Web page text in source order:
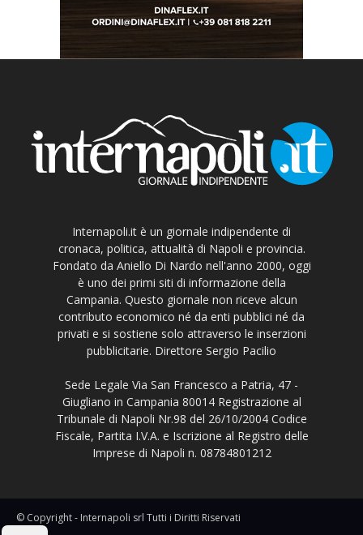
Internapoli.it è un giornale indipendente di
cronaca, politica, attualità di Napoli e provincia.
Fondato da Aniello Di Nardo nell'anno 2000, oggi
è uno dei primi siti di informazione della
Campania. Questo giornale non riceve alcun
contributo economico né da enti pubblici né da
privati e si sostiene solo attraverso le inserzioni
pubblicitarie. Direttore Sergio Pacilio
Sede Legale Via San Francesco a Patria, 47 -
Giugliano in Campania 80014 Registrazione al
Tribunale di Napoli Nr.98 del 26/10/2004 Codice
Fiscale, Partita I.V.A. e Iscrizione al Registro delle
Imprese di Napoli n. 08784801212
© Copyright - Internapoli srl Tutti i Diritti Riservati